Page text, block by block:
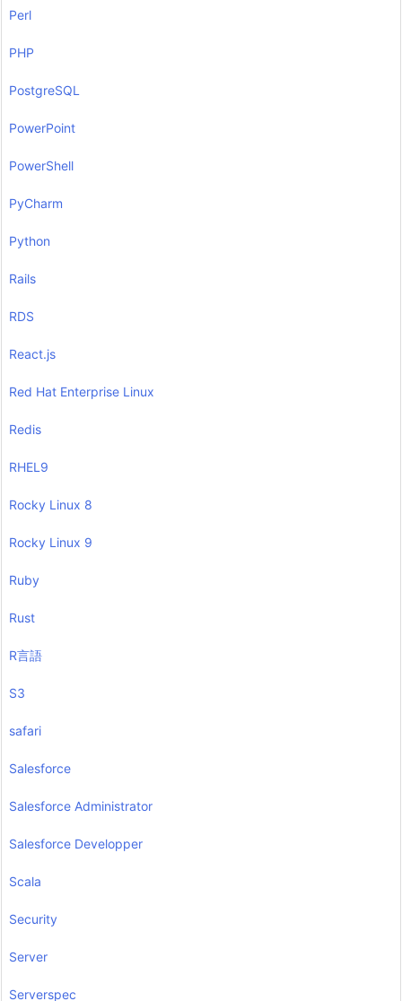
Perl
PHP
PostgreSQL
PowerPoint
PowerShell
PyCharm
Python
Rails
RDS
React.js
Red Hat Enterprise Linux
Redis
RHEL9
Rocky Linux 8
Rocky Linux 9
Ruby
Rust
R言語
S3
safari
Salesforce
Salesforce Administrator
Salesforce Developper
Scala
Security
Server
Serverspec